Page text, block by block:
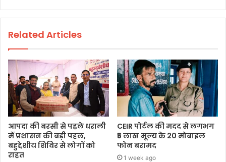
Related Articles
आपदा की बरसी से पहले धराली
में प्रशासन की बड़ी पहल,
बहुद्देशीय शिविर से लोगों को
राहत
CEIR पोर्टल की मदद से लगभग
₹5 लाख मूल्य के 20 मोबाइल
फोन बरामद
1 week ago